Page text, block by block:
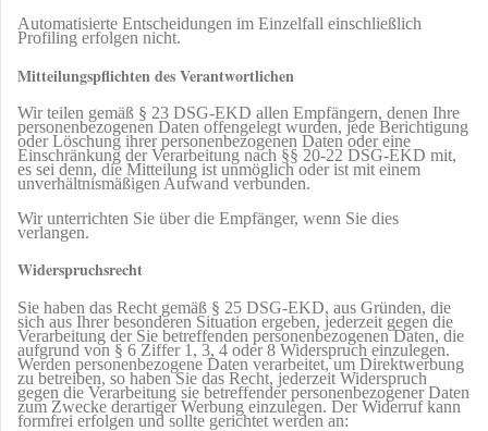
Automatisierte Entscheidungen im Einzelfall einschließlich
Profiling erfolgen nicht.
Mitteilungspflichten des Verantwortlichen
Wir teilen gemäß § 23 DSG-EKD allen Empfängern, denen Ihre
personenbezogenen Daten offengelegt wurden, jede Berichtigung
oder Löschung ihrer personenbezogenen Daten oder eine
Einschränkung der Verarbeitung nach §§ 20-22 DSG-EKD mit,
es sei denn, die Mitteilung ist unmöglich oder ist mit einem
unverhältnismäßigen Aufwand verbunden.
Wir unterrichten Sie über die Empfänger, wenn Sie dies
verlangen.
Widerspruchsrecht
Sie haben das Recht gemäß § 25 DSG-EKD, aus Gründen, die
sich aus Ihrer besonderen Situation ergeben, jederzeit gegen die
Verarbeitung der Sie betreffenden personenbezogenen Daten, die
aufgrund von § 6 Ziffer 1, 3, 4 oder 8 Widerspruch einzulegen.
Werden personenbezogene Daten verarbeitet, um Direktwerbung
zu betreiben, so haben Sie das Recht, jederzeit Widerspruch
gegen die Verarbeitung sie betreffender personenbezogener Daten
zum Zwecke derartiger Werbung einzulegen. Der Widerruf kann
formfrei erfolgen und sollte gerichtet werden an: